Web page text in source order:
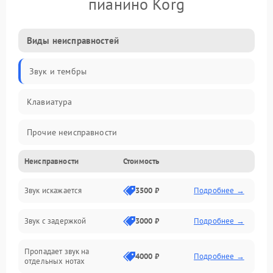
Виды неисправностей
Звук и тембры
Клавиатура
Прочие неисправности
Включение и работа
Управление и электроника
Подключения и интерфейсы
Педали и стойка
Неисправности Стоимость
Звук искажается 3500 ₽ Подробнее →
Звук с задержкой 3000 ₽ Подробнее →
Пропадает звук на
отдельных нотах
4000 ₽ Подробнее →